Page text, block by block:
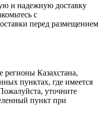
и надежную доставку
с
перед размещением
регионы Казахстана,
пунктах, где имеется
уточните
пункт при